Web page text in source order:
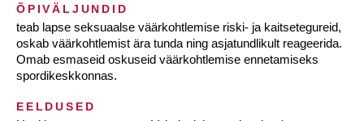
ÕPIVÄLJUNDID
teab lapse seksuaalse väärkohtlemise riski- ja kaitsetegureid,
oskab väärkohtlemist ära tunda ning asjatundlikult reageerida.
Omab esmaseid oskuseid väärkohtlemise ennetamiseks
spordikeskkonnas.
EELDUSED